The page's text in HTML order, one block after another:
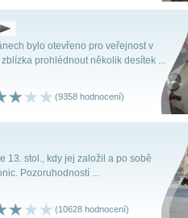
bylo otevřeno pro veřejnost v
prohlédnout několik desítek ...
(9358 hodnocení)
13. stol., kdy jej založil a po sobě
Pozoruhodností ...
(10628 hodnocení)